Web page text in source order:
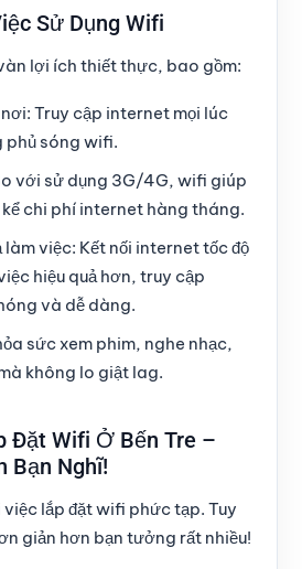
Sử Dụng Wifi
lợi ích thiết thực, bao gồm:
Truy cập internet mọi lúc
phủ sóng wifi.
với sử dụng 3G/4G, wifi giúp
chi phí internet hàng tháng.
làm việc: Kết nối internet tốc độ
hiệu quả hơn, truy cập
và dễ dàng.
sức xem phim, nghe nhạc,
không lo giật lag.
Đặt Wifi Ở Bến Tre –
Bạn Nghĩ!
việc lắp đặt wifi phức tạp. Tuy
giản hơn bạn tưởng rất nhiều!